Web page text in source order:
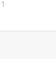
1